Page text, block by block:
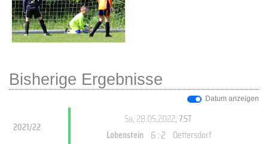
Bisherige Ergebnisse
Datum anzeigen
2021/22
Sa, 28.05.2022, 7.ST
Lobenstein 6 : 2 Oettersdorf